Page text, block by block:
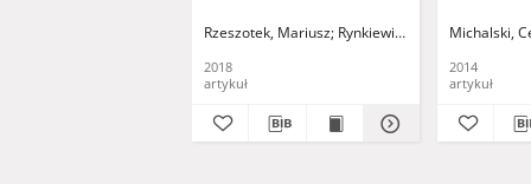
inrelationto their birth
Rzeszotek, Mariusz Rynkiewicz, Mateusz
2018
artykuł
strength
Michalski,
2014
artykuł